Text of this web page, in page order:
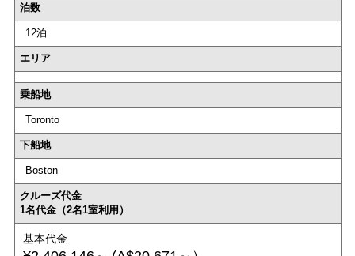
泊数
12泊
エリア
乗船地
Toronto
下船地
Boston
クルーズ代金
1名代金（2名1室利用）
基本代金